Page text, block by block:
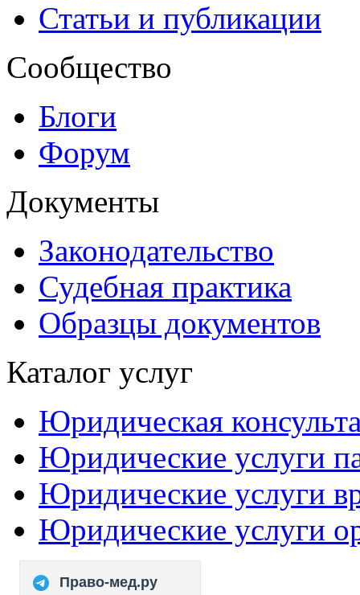
Статьи и публикации
Сообщество
Блоги
Форум
Документы
Законодательство
Судебная практика
Образцы документов
Каталог услуг
Юридическая
Юридические услуги
Юридические услуги
Юридические услуги
Право-мед.ру